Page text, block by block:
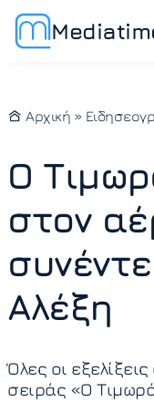
Αρχική »
Ο
στον
Αλέξη
Όλες οι
σειράς «Ο